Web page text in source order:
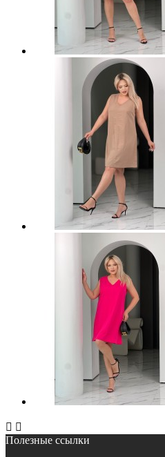
 
Полезные ссылки